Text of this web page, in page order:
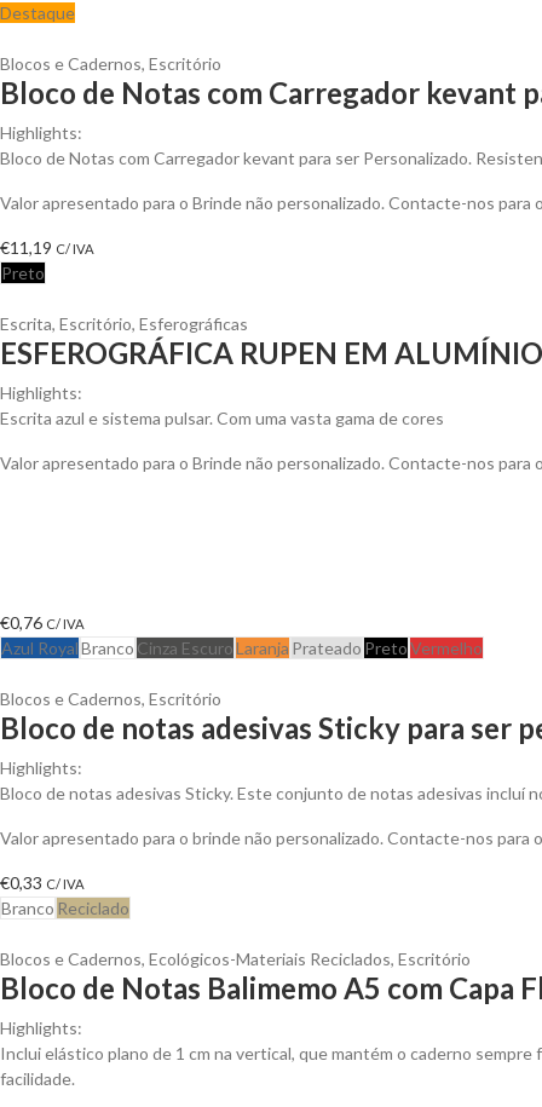
Destaque
Blocos e Cadernos, Escritório
Bloco de Notas com Carregador kevant
Highlights:
Bloco de Notas com Carregador kevant para ser Personalizado.
Valor apresentado para o Brinde não personalizado. Contacte-nos
€11,19 C/ IVA
Preto
Escrita, Escritório, Esferográficas
ESFEROGRÁFICA RUPEN EM
Highlights:
Escrita azul e sistema pulsar. Com uma vasta gama de cores
Valor apresentado para o Brinde não personalizado. Contacte-nos
€0,76 C/ IVA
Azul RoyalBranco Cinza EscuroLaranja Prateado PretoVermelho
Blocos e Cadernos, Escritório
Bloco de notas adesivas Sticky para ser
Highlights:
Bloco de notas adesivas Sticky. Este conjunto de notas adesivas incluí
Valor apresentado para o brinde não personalizado. Contacte-nos
€0,33 C/ IVA
Branco Reciclado
Blocos e Cadernos, Ecológicos-Materiais Reciclados, Escritório
Bloco de Notas Balimemo A5 com Capa
Highlights:
Inclui elástico plano de 1 cm na vertical, que mantém o caderno
facilidade.